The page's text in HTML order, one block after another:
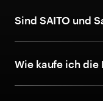
Sind SAITO und
Wie kaufe ich die